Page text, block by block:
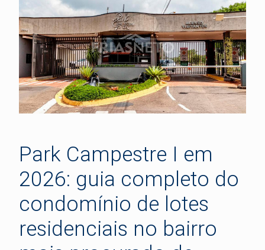
Park Campestre I em
2026: guia completo do
condomínio de lotes
residenciais no bairro